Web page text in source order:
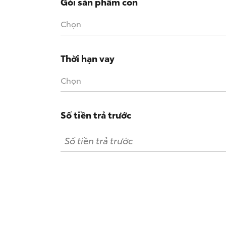
Chọn
Thời hạn vay
Chọn
Số tiền trả trước